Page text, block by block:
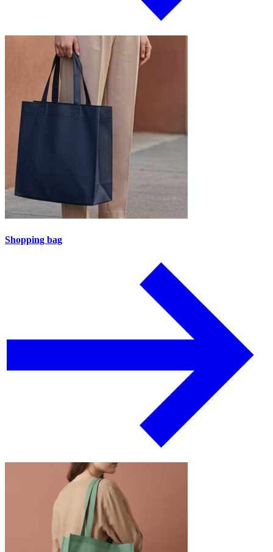
Shopping bag